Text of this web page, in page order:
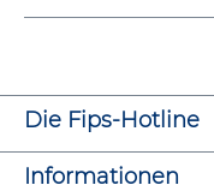
Die Fips-Hotline
Informationen